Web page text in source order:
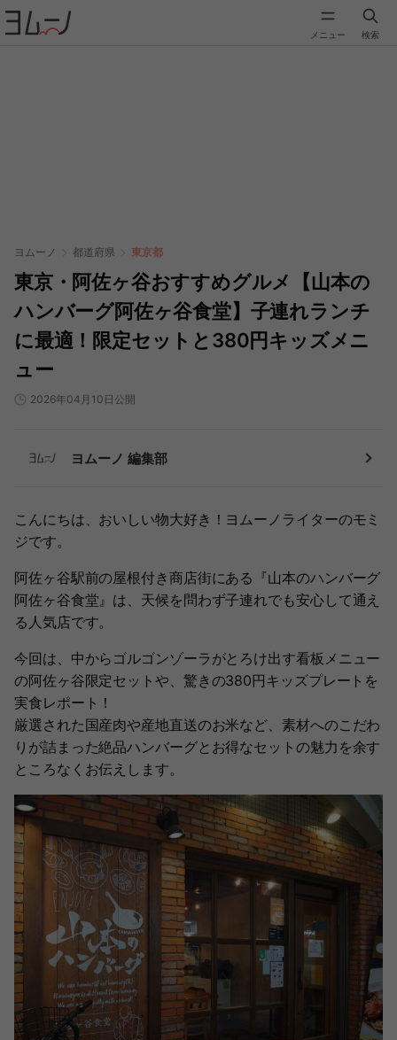
メニュー 検索
ヨムーノ 都道府県 東京都
東京・阿佐ヶ谷おすすめグルメ【山本の
ハンバーグ阿佐ヶ谷食堂】子連れランチ
に最適！限定セットと380円キッズメニ
ュー
2026年04月10日公開
ヨムーノ 編集部
こんにちは、おいしい物大好き！ヨムーノライターのモミ
ジです。
阿佐ヶ谷駅前の屋根付き商店街にある『山本のハンバーグ
阿佐ヶ谷食堂』は、天候を問わず子連れでも安心して通え
る人気店です。
今回は、中からゴルゴンゾーラがとろけ出す看板メニュー
の阿佐ヶ谷限定セットや、驚きの380円キッズプレートを
実食レポート！
厳選された国産肉や産地直送のお米など、素材へのこだわ
りが詰まった絶品ハンバーグとお得なセットの魅力を余す
ところなくお伝えします。